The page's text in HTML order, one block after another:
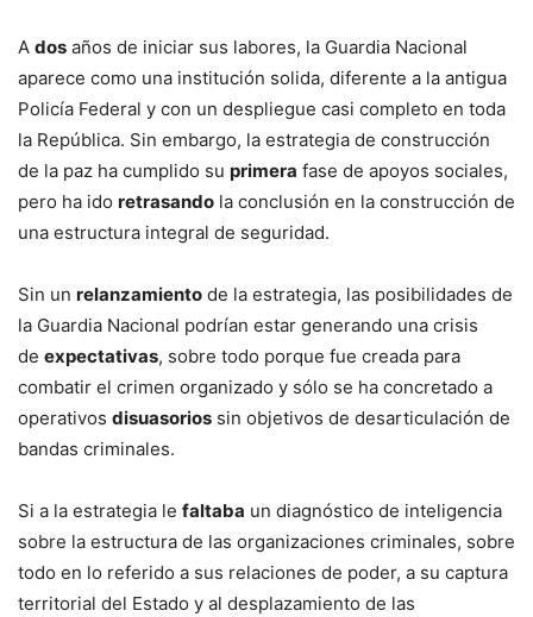
A dos años de iniciar sus labores, la Guardia Nacional
aparece como una institución solida, diferente a la antigua
Policía Federal y con un despliegue casi completo en toda
la República. Sin embargo, la estrategia de construcción
de la paz ha cumplido su primera fase de apoyos sociales,
pero ha ido retrasando la conclusión en la construcción de
una estructura integral de seguridad.
Sin un relanzamiento de la estrategia, las posibilidades de
la Guardia Nacional podrían estar generando una crisis
de expectativas, sobre todo porque fue creada para
combatir el crimen organizado y sólo se ha concretado a
operativos disuasorios sin objetivos de desarticulación de
bandas criminales.
Si a la estrategia le faltaba un diagnóstico de inteligencia
sobre la estructura de las organizaciones criminales, sobre
todo en lo referido a sus relaciones de poder, a su captura
territorial del Estado y al desplazamiento de las